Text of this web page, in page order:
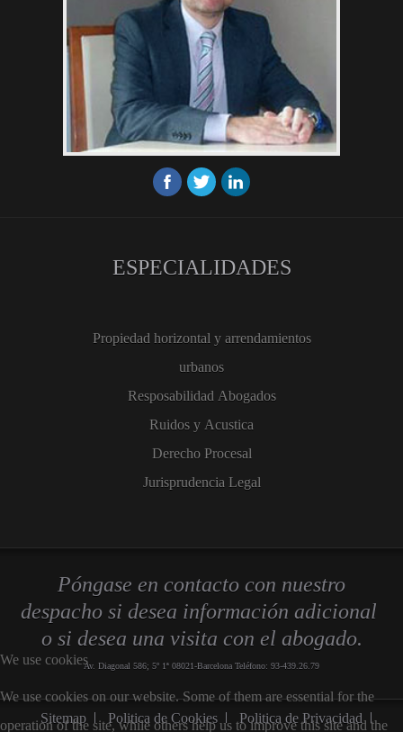
ESPECIALIDADES
Propiedad horizontal y arrendamientos
urbanos
Resposabilidad Abogados
Ruidos y Acustica
Derecho Procesal
Jurisprudencia Legal
Póngase en contacto con nuestro
despacho si desea información adicional
o si desea una visita con el abogado.
Av. Diagonal 586; 5º 1ª 08021-Barcelona Teléfono: 93-439.26.79
Sitemap Politica de Cookies Politica de Privacidad
We use cookies
We use cookies on our website. Some of them are essential for the
operation of the site, while others help us to improve this site and the